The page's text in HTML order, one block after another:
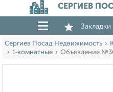
СЕРГИЕВ
Закладки
Сергиев Посад Недвижимость
1‑комнатные
Объявление